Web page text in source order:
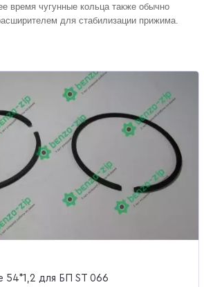
время чугунные кольца также обычно
для стабилизации прижима.
54*1,2 для БП ST 066